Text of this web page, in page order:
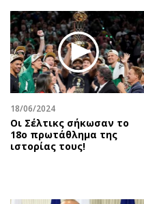
18/06/2024
Οι Σέλτικς σήκωσαν το
18ο πρωτάθλημα της
ιστορίας τους!